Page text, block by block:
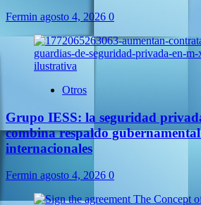
Fermin agosto 4, 2026 0
Otros
Grupo IESS: la seguridad
combina respaldo
internacionales
Fermin agosto 4, 2026 0